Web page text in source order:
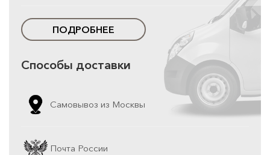
ПОДРОБНЕЕ
Способы доставки
Самовывоз из Москвы
Почта России